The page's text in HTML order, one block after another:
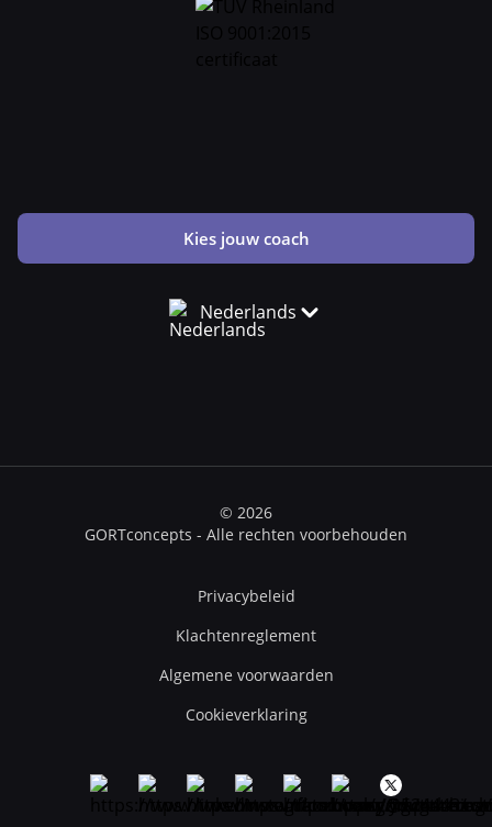
Kies jouw coach
Nederlands
© 2026
GORTconcepts - Alle rechten voorbehouden
Privacybeleid
Klachtenreglement
Algemene voorwaarden
Cookieverklaring